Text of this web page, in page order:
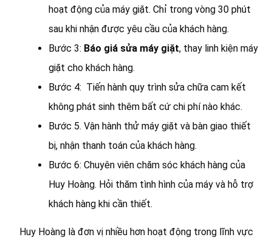
hoạt động của máy giặt. Chỉ trong vòng 30 phút
sau khi nhận được yêu cầu của khách hàng.
Bước 3: Báo giá sửa máy giặt, thay linh kiện máy
giặt cho khách hàng.
Bước 4: Tiến hành quy trình sửa chữa cam kết
không phát sinh thêm bất cứ chi phí nào khác.
Bước 5. Vận hành thử máy giặt và bàn giao thiết
bị, nhận thanh toán của khách hàng.
Bước 6: Chuyên viên chăm sóc khách hàng của
Huy Hoàng. Hỏi thăm tình hình của máy và hỗ trợ
khách hàng khi cần thiết.
Huy Hoàng là đơn vị nhiều hơn hoạt động trong lĩnh vực